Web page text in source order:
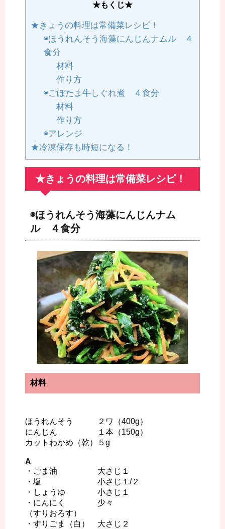
★もくじ★
★きょうの料理は常備菜レシピ！
◉ほうれんそう海藻にんじんナムル ４
食分
材料
作り方
◉ごぼたま牛しぐれ煮 ４食分
材料
作り方
◉アレンジ
★冷凍保存も時短になる！
★きょうの料理は常備菜レシピ！
◉ほうれんそう海藻にんじんナム
ル ４食分
材料
ほうれんそう ２ワ（400g）
にんじん １本（150g）
カットわかめ（乾）５g
A
・ごま油 大さじ１
・塩 小さじ１/２
・しょうゆ 小さじ１
・にんにく 少々
（すりおろす）
・すりごま（白） 大さじ２